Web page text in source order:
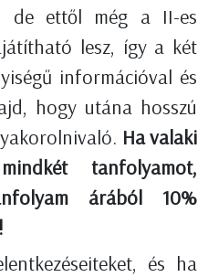
de ettől még a II-es
lesz, így a két
információval és
hogy utána hosszú
Ha valaki
tanfolyamot,
árából 10%
és ha